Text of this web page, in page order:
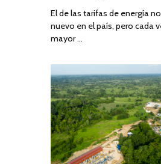
El de las tarifas de energía
nuevo en el país, pero cada
mayor …